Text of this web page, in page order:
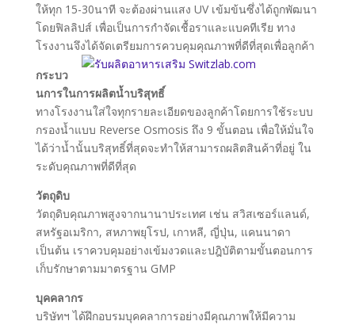
ให้ทุก 15-30นาที จะต้องผ่านแสง UV เข้มข้นซึ่งได้ถูกพัฒนา
โดยฟิลลิปส์ เพื่อเป็นการกำจัดเชื้อราและแบคทีเรีย ทาง
โรงงานจึงได้จัดเตรียมการควบคุมคุณภาพที่ดีที่สุดเพื่อลูกค้า
กระบว
นการในการผลิตน้ำบริสุทธิ์
ทางโรงงานใส่ใจทุกรายละเอียดของลูกค้าโดยการใช้ระบบ
กรองน้ำแบบ Reverse Osmosis ถึง 9 ขั้นตอน เพื่อให้มั่นใจ
ได้ว่าน้ำนั้นบริสุทธิ์ที่สุดจะทำให้สามารถผลิตสินค้าที่อยู่ ใน
ระดับคุณภาพที่ดีที่สุด
วัตถุดิบ
วัตถุดิบคุณภาพสูงจากนานาประเทศ เช่น สวิสเซอร์แลนด์,
สหรัฐอเมริกา, สหภาพยุโรป, เกาหลี, ญี่ปุ่น, แคนนาดา
เป็นต้น เราควบคุมอย่างเข้มงวดและปฎิบัติตามขั้นตอนการ
เก็บรักษาตามมาตรฐาน GMP
บุคคลากร
บริษัทฯ ได้ฝึกอบรมบุคคลาการอย่างมีคุณภาพให้มีความ